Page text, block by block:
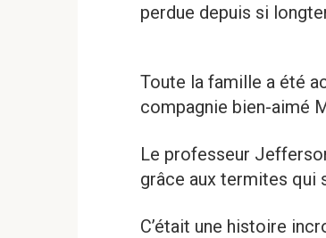
perdue depuis si
Toute la famille a été
compagnie bien-aimé
Le professeur
grâce aux termites qui
C’était une histoire